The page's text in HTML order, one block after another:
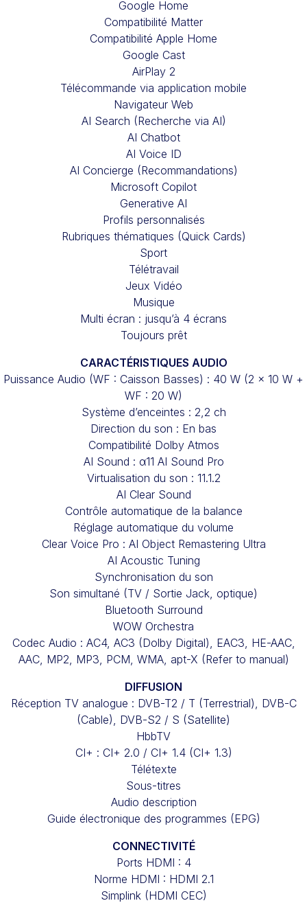
Google Home
Compatibilité Matter
Compatibilité Apple Home
Google Cast
AirPlay 2
Télécommande via application mobile
Navigateur Web
AI Search (Recherche via AI)
AI Chatbot
AI Voice ID
AI Concierge (Recommandations)
Microsoft Copilot
Generative AI
Profils personnalisés
Rubriques thématiques (Quick Cards)
Sport
Télétravail
Jeux Vidéo
Musique
Multi écran : jusqu’à 4 écrans
Toujours prêt
CARACTÉRISTIQUES AUDIO
Puissance Audio (WF : Caisson Basses) : 40 W (2 x 10 W +
WF : 20 W)
Système d’enceintes : 2,2 ch
Direction du son : En bas
Compatibilité Dolby Atmos
AI Sound : α11 AI Sound Pro
Virtualisation du son : 11.1.2
AI Clear Sound
Contrôle automatique de la balance
Réglage automatique du volume
Clear Voice Pro : AI Object Remastering Ultra
AI Acoustic Tuning
Synchronisation du son
Son simultané (TV / Sortie Jack, optique)
Bluetooth Surround
WOW Orchestra
Codec Audio : AC4, AC3 (Dolby Digital), EAC3, HE-AAC,
AAC, MP2, MP3, PCM, WMA, apt-X (Refer to manual)
DIFFUSION
Réception TV analogue : DVB-T2 / T (Terrestrial), DVB-C
(Cable), DVB-S2 / S (Satellite)
HbbTV
CI+ : CI+ 2.0 / CI+ 1.4 (CI+ 1.3)
Télétexte
Sous-titres
Audio description
Guide électronique des programmes (EPG)
CONNECTIVITÉ
Ports HDMI : 4
Norme HDMI : HDMI 2.1
Simplink (HDMI CEC)